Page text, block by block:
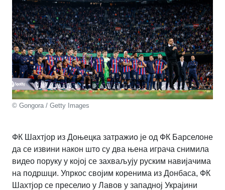
© Gongora / Getty Images
ФК Шахтјор из Доњецка затражио је од ФК Барселоне
да се извини након што су два њена играча снимила
видео поруку у којој се захваљују руским навијачима
на подршци. Упркос својим коренима из Донбаса, ФК
Шахтјор се преселио у Лавов у западној Украјини